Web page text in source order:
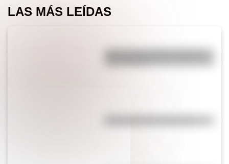
LAS MÁS LEÍDAS
¿Por qué los perros se ponen